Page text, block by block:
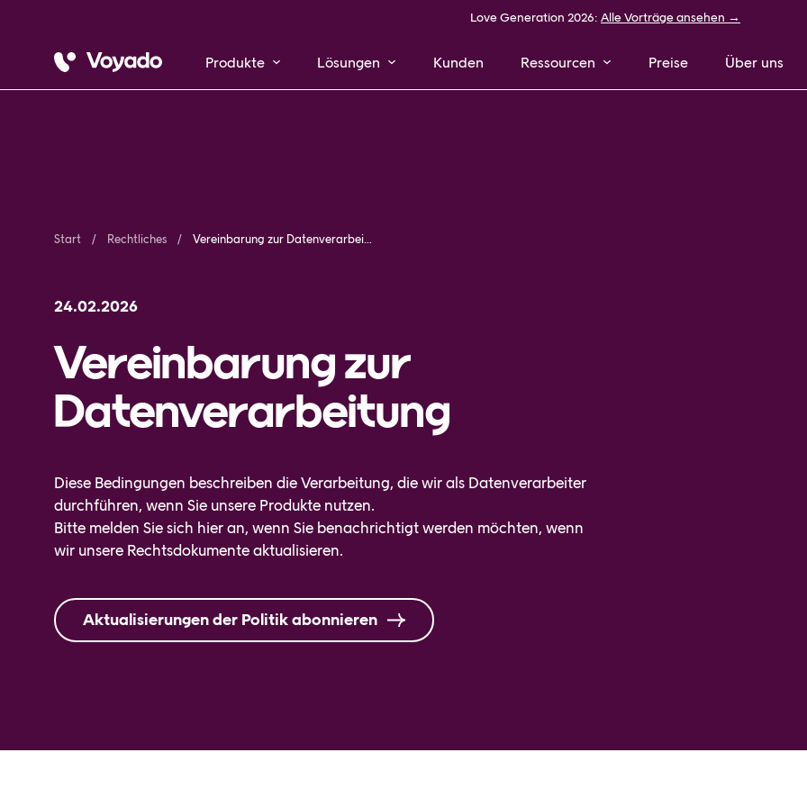
Love Generation 2026: Alle Vorträge ansehen →
Produkte Lösungen Kunden Ressourcen Preise Über uns
Start Rechtliches Vereinbarung zur Datenverarbeitung
24.02.2026
Vereinbarung zur
Datenverarbeitung
Diese Bedingungen beschreiben die Verarbeitung, die wir als Datenverarbeiter
durchführen, wenn Sie unsere Produkte nutzen.
Bitte melden Sie sich hier an, wenn Sie benachrichtigt werden möchten, wenn
wir unsere Rechtsdokumente aktualisieren.
Aktualisierungen der Politik abonnieren